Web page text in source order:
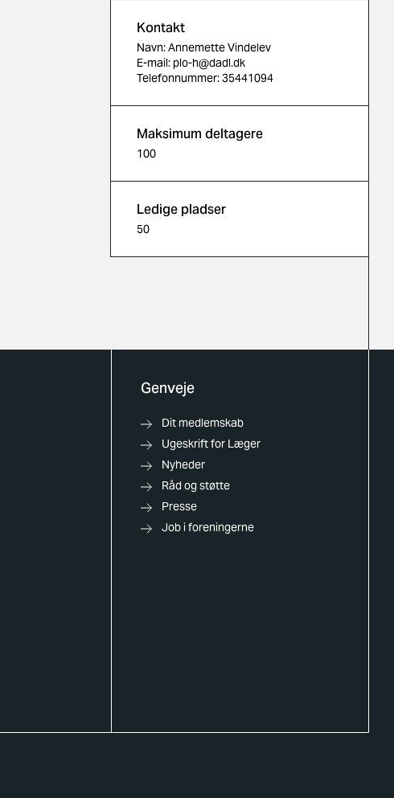
Kontakt
Navn: Annemette Vindelev
E-mail: plo-h@dadl.dk
Telefonnummer: 35441094
Maksimum deltagere
100
Ledige pladser
50
Genveje
Dit medlemskab
Ugeskrift for Læger
Nyheder
Råd og støtte
Presse
Job i foreningerne